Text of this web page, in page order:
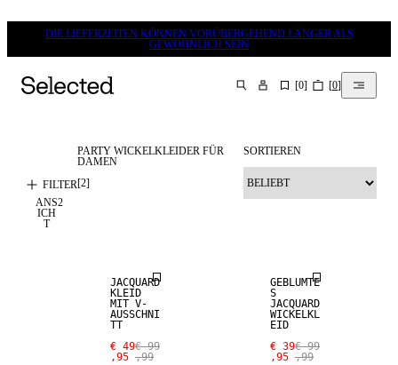
DIE LIEFERZEITEN KÖNNEN VORÜBERGEHEND LÄNGER ALS
GEWÖHNLICH SEIN
SUCHEN [0] [0]
FILTER
PARTY WICKELKLEIDER FÜR
DAMEN
[2]
SORTIEREN
ANS
ICH
T
2
JACQUARD
KLEID
MIT V-
AUSSCHNI
TT
€ 49
,95
€ 99
,99
GEBLÜMTE
S
JACQUARD
WICKELKL
EID
€ 39
,95
€ 99
,99